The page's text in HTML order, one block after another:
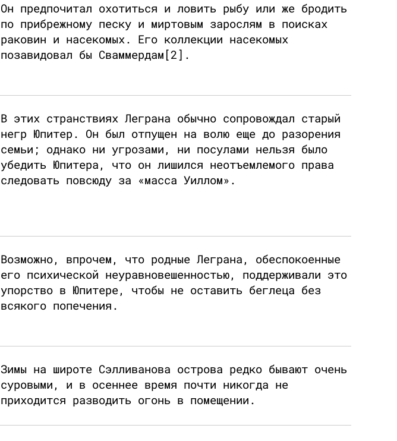
Он предпочитал охотиться и ловить рыбу или же бродить
по прибрежному песку и миртовым зарослям в поисках
раковин и насекомых. Его коллекции насекомых
позавидовал бы Сваммердам[2].
В этих странствиях Леграна обычно сопровождал старый
негр Юпитер. Он был отпущен на волю еще до разорения
семьи; однако ни угрозами, ни посулами нельзя было
убедить Юпитера, что он лишился неотъемлемого права
следовать повсюду за «масса Уиллом».
Возможно, впрочем, что родные Леграна, обеспокоенные
его психической неуравновешенностью, поддерживали это
упорство в Юпитере, чтобы не оставить беглеца без
всякого попечения.
Зимы на широте Сэлливанова острова редко бывают очень
суровыми, и в осеннее время почти никогда не
приходится разводить огонь в помещении.